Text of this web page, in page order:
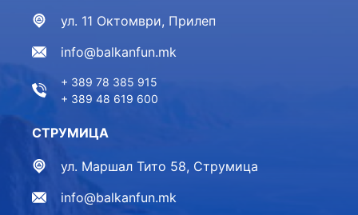
ул. 11 Октомври, Прилеп
info@balkanfun.mk
+ 389 78 385 915
+ 389 48 619 600
СТРУМИЦА
ул. Маршал Тито 58, Струмица
info@balkanfun.mk